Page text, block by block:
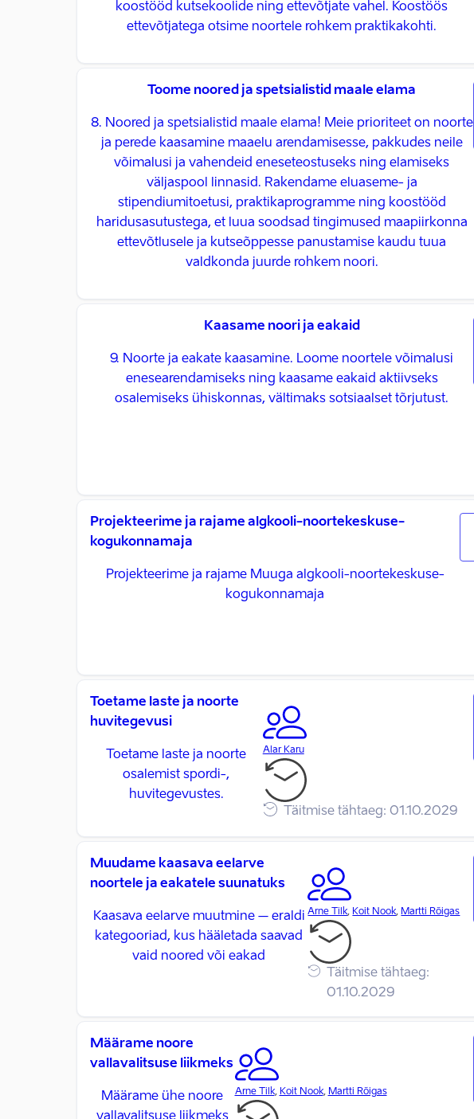
koostööd kutsekoolide ning ettevõtjate vahel. Koostöös
ettevõtjatega otsime noortele rohkem praktikakohti.
Toome noored ja spetsialistid maale elama
8. Noored ja spetsialistid maale elama! Meie prioriteet on noorte
ja perede kaasamine maaelu arendamisesse, pakkudes neile
võimalusi ja vahendeid eneseteostuseks ning elamiseks
väljaspool linnasid. Rakendame eluaseme- ja
stipendiumitoetusi, praktikaprogramme ning koostööd
haridusasutustega, et luua soodsad tingimused maapiirkonna
ettevõtlusele ja kutseõppesse panustamise kaudu tuua
valdkonda juurde rohkem noori.
Kaasame noori ja eakaid
9. Noorte ja eakate kaasamine. Loome noortele võimalusi
enesearendamiseks ning kaasame eakaid aktiivseks
osalemiseks ühiskonnas, vältimaks sotsiaalset tõrjutust.
Projekteerime ja rajame algkooli-noortekeskuse-
kogukonnamaja
Projekteerime ja rajame Muuga algkooli-noortekeskuse-
kogukonnamaja
Toetame laste ja noorte
huvitegevusi
Toetame laste ja noorte
osalemist spordi-,
huvitegevustes.
Alar Karu
Täitmise tähtaeg: 01.10.2029
Muudame kaasava eelarve
noortele ja eakatele suunatuks
Kaasava eelarve muutmine – eraldi
kategooriad, kus hääletada saavad
vaid noored või eakad
Arne Tilk, Koit Nook, Martti Rõigas
Täitmise tähtaeg:
01.10.2029
Määrame noore
vallavalitsuse liikmeks
Määrame ühe noore
Arne Tilk, Koit Nook, Martti Rõigas